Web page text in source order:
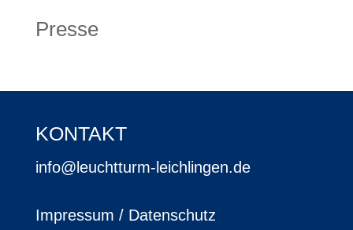
Presse
KONTAKT
info@leuchtturm-leichlingen.de
Impressum / Datenschutz